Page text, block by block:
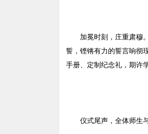
加冕时刻，庄重肃穆
誓，铿锵有力的誓言响彻
手册、定制纪念礼，期许
仪式尾声，全体师生